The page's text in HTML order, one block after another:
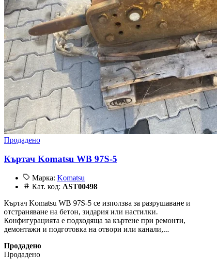
Продадено
Къртач Komatsu WB 97S-5
Марка: Komatsu
Кат. код: AST00498
Къртач Komatsu WB 97S-5 се използва за разрушаване и
отстраняване на бетон, зидария или настилки.
Конфигурацията е подходяща за къртене при ремонти,
демонтажи и подготовка на отвори или канали,...
Продадено
Продадено